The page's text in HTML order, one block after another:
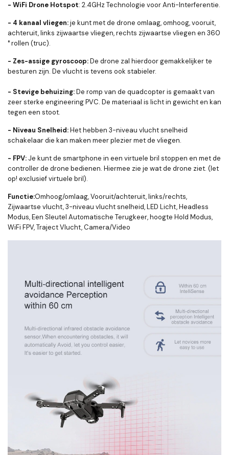
- WiFi Drone Hotspot: 2.4GHz Technologie voor Anti-Interferentie.
- 4 kanaal vliegen:je kunt met de drone omlaag, omhoog, vooruit,
achteruit, links zijwaartse vliegen, rechts zijwaartse vliegen en 360
° rollen (truc).
- Zes-assige gyroscoop:De drone zal hierdoor gemakkelijker te
besturen zijn. De vlucht is tevens ook stabieler.
- Stevige behuizing:De romp van de quadcopteris gemaakt van
zeer sterke engineering PVC. De materiaal is licht in gewicht en kan
tegen een stoot.
- Niveau Snelheid:Het hebben 3-niveau vlucht snelheid
schakelaar die kan maken meer plezier met de vliegen.
- FPV: Je kunt de smartphone in een virtuele bril stoppen en met de
controller de drone bedienen. Hiermee zie je wat de drone ziet. (let
op! exclusief virtuele bril).
Functie:Omhoog/omlaag, Vooruit/achteruit, links/rechts,
Zijwaartse vlucht, 3-niveau vlucht snelheid, LED Licht, Headless
Modus, Een Sleutel Automatische Terugkeer, hoogte Hold Modus,
WiFi FPV, Traject Vlucht, Camera/Video